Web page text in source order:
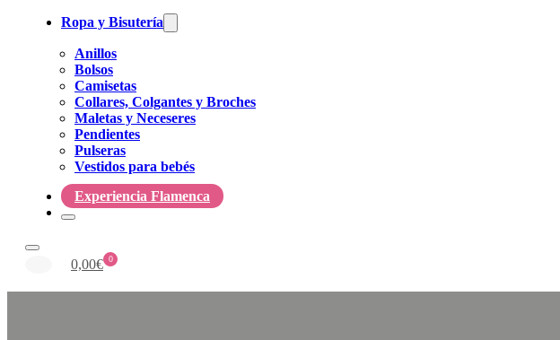
Ropa y Bisutería
Anillos
Bolsos
Camisetas
Collares, Colgantes y Broches
Maletas y Neceseres
Pendientes
Pulseras
Vestidos para bebés
Experiencia Flamenca
0
0,00€